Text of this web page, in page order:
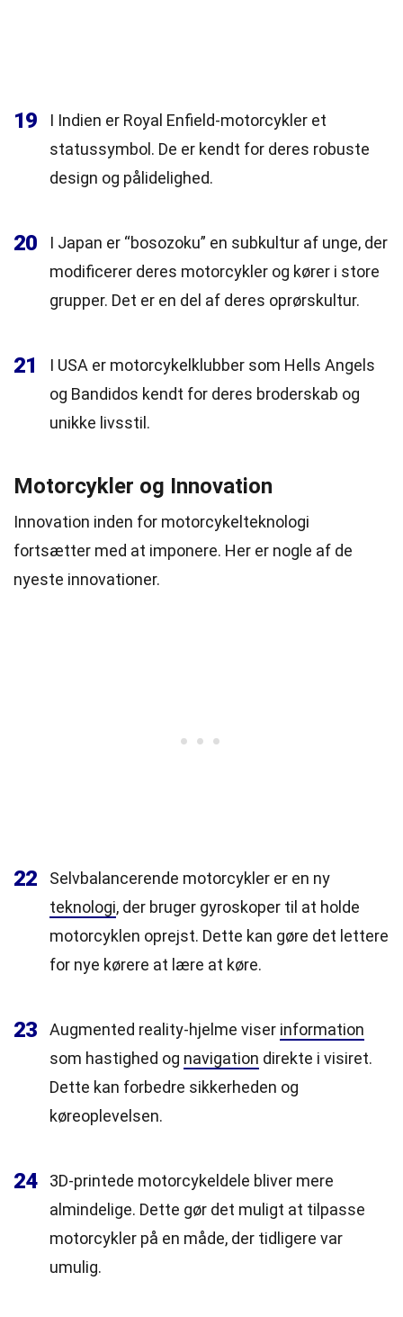
19
I Indien er Royal Enfield-motorcykler et
statussymbol. De er kendt for deres robuste
design og pålidelighed.
20
I Japan er “bosozoku” en subkultur af unge, der
modificerer deres motorcykler og kører i store
grupper. Det er en del af deres oprørskultur.
21
I USA er motorcykelklubber som Hells Angels
og Bandidos kendt for deres broderskab og
unikke livsstil.
Motorcykler og Innovation
Innovation inden for motorcykelteknologi
fortsætter med at imponere. Her er nogle af de
nyeste innovationer.
22
Selvbalancerende motorcykler er en ny
teknologi, der bruger gyroskoper til at holde
motorcyklen oprejst. Dette kan gøre det lettere
for nye kørere at lære at køre.
23 Augmented reality-hjelme viser information
som hastighed og navigation direkte i visiret.
Dette kan forbedre sikkerheden og
køreoplevelsen.
24
3D-printede motorcykeldele bliver mere
almindelige. Dette gør det muligt at tilpasse
motorcykler på en måde, der tidligere var
umulig.